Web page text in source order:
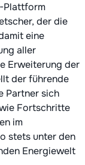
Plattform
der die
eine
aller
Erweiterung der
der führende
Partner sich
Fortschritte
im
stets unter den
Energiewelt